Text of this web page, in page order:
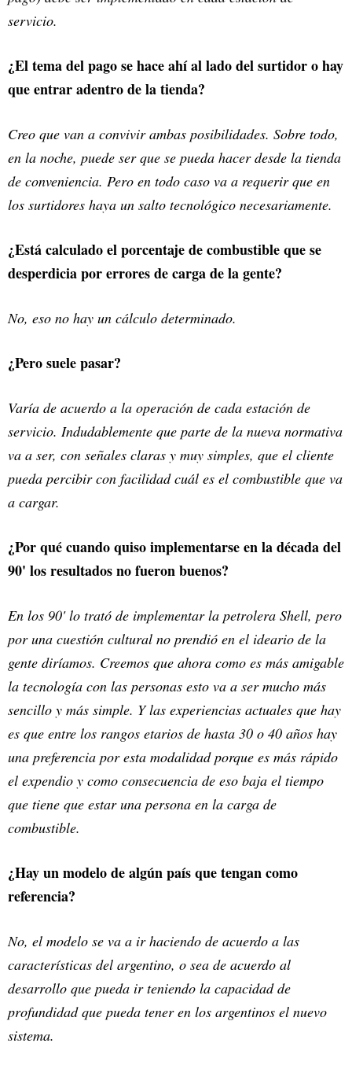
servicio.
¿El tema del pago se hace ahí al lado del surtidor o hay
que entrar adentro de la tienda?
Creo que van a convivir ambas posibilidades. Sobre todo,
en la noche, puede ser que se pueda hacer desde la tienda
de conveniencia. Pero en todo caso va a requerir que en
los surtidores haya un salto tecnológico necesariamente.
¿Está calculado el porcentaje de combustible que se
desperdicia por errores de carga de la gente?
No, eso no hay un cálculo determinado.
¿Pero suele pasar?
Varía de acuerdo a la operación de cada estación de
servicio. Indudablemente que parte de la nueva normativa
va a ser, con señales claras y muy simples, que el cliente
pueda percibir con facilidad cuál es el combustible que va
a cargar.
¿Por qué cuando quiso implementarse en la década del
90' los resultados no fueron buenos?
En los 90' lo trató de implementar la petrolera Shell, pero
por una cuestión cultural no prendió en el ideario de la
gente diríamos. Creemos que ahora como es más amigable
la tecnología con las personas esto va a ser mucho más
sencillo y más simple. Y las experiencias actuales que hay
es que entre los rangos etarios de hasta 30 o 40 años hay
una preferencia por esta modalidad porque es más rápido
el expendio y como consecuencia de eso baja el tiempo
que tiene que estar una persona en la carga de
combustible.
¿Hay un modelo de algún país que tengan como
referencia?
No, el modelo se va a ir haciendo de acuerdo a las
características del argentino, o sea de acuerdo al
desarrollo que pueda ir teniendo la capacidad de
profundidad que pueda tener en los argentinos el nuevo
sistema.